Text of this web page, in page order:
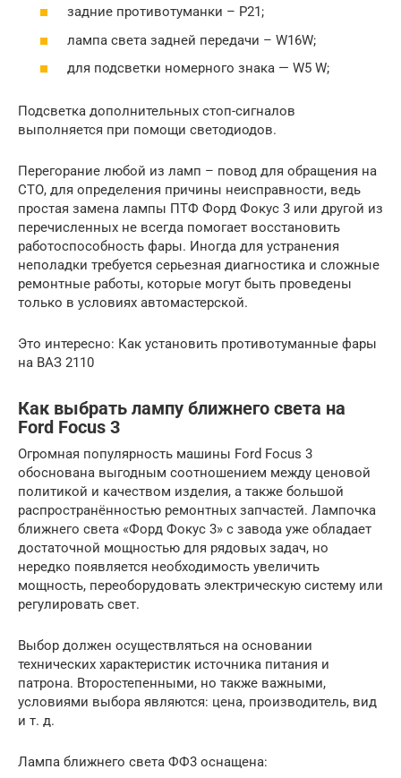
задние противотуманки – P21;
лампа света задней передачи – W16W;
для подсветки номерного знака — W5 W;
Подсветка дополнительных стоп-сигналов
выполняется при помощи светодиодов.
Перегорание любой из ламп – повод для обращения на
СТО, для определения причины неисправности, ведь
простая замена лампы ПТФ Форд Фокус 3 или другой из
перечисленных не всегда помогает восстановить
работоспособность фары. Иногда для устранения
неполадки требуется серьезная диагностика и сложные
ремонтные работы, которые могут быть проведены
только в условиях автомастерской.
Это интересно: Как установить противотуманные фары
на ВАЗ 2110
Как выбрать лампу ближнего света на
Ford Focus 3
Огромная популярность машины Ford Focus 3
обоснована выгодным соотношением между ценовой
политикой и качеством изделия, а также большой
распространённостью ремонтных запчастей. Лампочка
ближнего света «Форд Фокус 3» с завода уже обладает
достаточной мощностью для рядовых задач, но
нередко появляется необходимость увеличить
мощность, переоборудовать электрическую систему или
регулировать свет.
Выбор должен осуществляться на основании
технических характеристик источника питания и
патрона. Второстепенными, но также важными,
условиями выбора являются: цена, производитель, вид
и т. д.
Лампа ближнего света ФФ3 оснащена: